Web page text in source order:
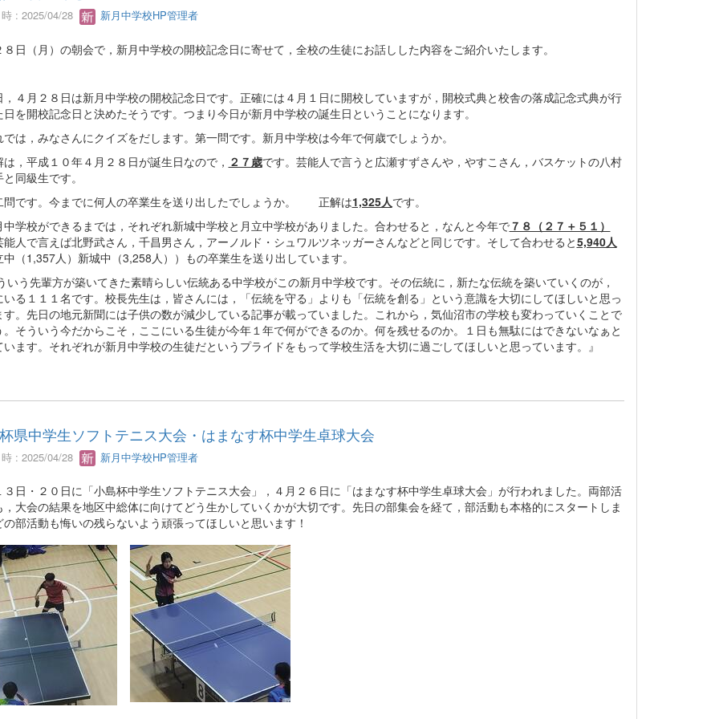
: 2025/04/28 新月中学校HP管理者
日（月）の朝会で，新月中学校の開校記念日に寄せて，全校の生徒にお話しした内容をご紹介いたします。
，４月２８日は新月中学校の開校記念日です。正確には４月１日に開校していますが，開校式典と校舎の落成記念式典が行
を開校記念日と決めたそうです。つまり今日が新月中学校の誕生日ということになります。
は，みなさんにクイズをだします。第一問です。新月中学校は今年で何歳でしょうか。
，平成１０年４月２８日が誕生日なので， ２７歳です。芸能人で言うと広瀬すずさんや，やすこさん，バスケットの八村
同級生です。
です。今までに何人の卒業生を送り出したでしょうか。 正解は1,325人です。
学校ができるまでは，それぞれ新城中学校と月立中学校がありました。合わせると，なんと今年で７８（２７＋５１）
能人で言えば北野武さん，千昌男さん，アーノルド・シュワルツネッガーさんなどと同じです。そして合わせると5,940人
（1,357人）新城中（3,258人））もの卒業生を送り出しています。
う先輩方が築いてきた素晴らしい伝統ある中学校がこの新月中学校です。その伝統に，新たな伝統を築いていくのが，
いる１１１名です。校長先生は，皆さんには，「伝統を守る」よりも「伝統を創る」という意識を大切にしてほしいと思っ
す。先日の地元新聞には子供の数が減少している記事が載っていました。これから，気仙沼市の学校も変わっていくことで
。そういう今だからこそ，ここにいる生徒が今年１年で何ができるのか。何を残せるのか。１日も無駄にはできないなぁと
います。それぞれが新月中学校の生徒だというプライドをもって学校生活を大切に過ごしてほしいと思っています。』
県中学生ソフトテニス大会・はまなす杯中学生卓球大会
: 2025/04/28 新月中学校HP管理者
３日・２０日に「小島杯中学生ソフトテニス大会」，４月２６日に「はまなす杯中学生卓球大会」が行われました。両部活
，大会の結果を地区中総体に向けてどう生かしていくかが大切です。先日の部集会を経て，部活動も本格的にスタートしま
部活動も悔いの残らないよう頑張ってほしいと思います！